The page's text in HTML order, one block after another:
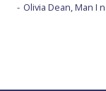
Olivia Dean, Man I